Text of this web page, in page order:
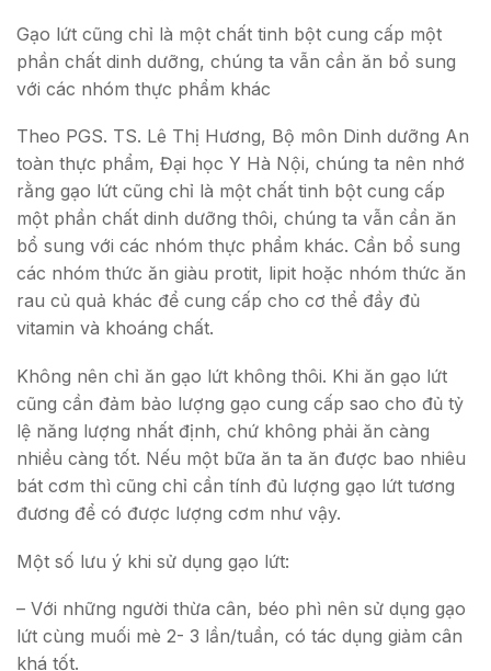
Gạo lứt cũng chỉ là một chất tinh bột cung cấp một
phần chất dinh dưỡng, chúng ta vẫn cần ăn bổ sung
với các nhóm thực phẩm khác
Theo PGS. TS. Lê Thị Hương, Bộ môn Dinh dưỡng An
toàn thực phẩm, Đại học Y Hà Nội, chúng ta nên nhớ
rằng gạo lứt cũng chỉ là một chất tinh bột cung cấp
một phần chất dinh dưỡng thôi, chúng ta vẫn cần ăn
bổ sung với các nhóm thực phẩm khác. Cần bổ sung
các nhóm thức ăn giàu protit, lipit hoặc nhóm thức ăn
rau củ quả khác để cung cấp cho cơ thể đầy đủ
vitamin và khoáng chất.
Không nên chỉ ăn gạo lứt không thôi. Khi ăn gạo lứt
cũng cần đảm bảo lượng gạo cung cấp sao cho đủ tỷ
lệ năng lượng nhất định, chứ không phải ăn càng
nhiều càng tốt. Nếu một bữa ăn ta ăn được bao nhiêu
bát cơm thì cũng chỉ cần tính đủ lượng gạo lứt tương
đương để có được lượng cơm như vậy.
Một số lưu ý khi sử dụng gạo lứt:
– Với những người thừa cân, béo phì nên sử dụng gạo
lứt cùng muối mè 2- 3 lần/tuần, có tác dụng giảm cân
khá tốt.